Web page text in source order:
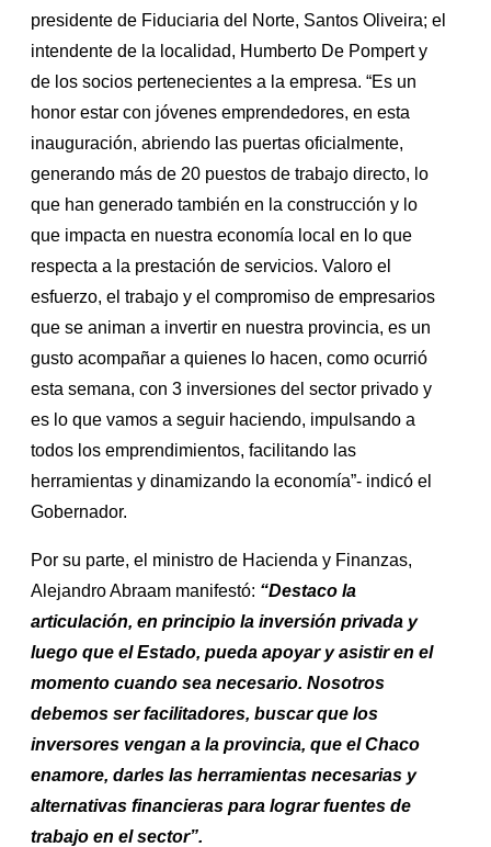
presidente de Fiduciaria del Norte, Santos Oliveira; el
intendente de la localidad, Humberto De Pompert y
de los socios pertenecientes a la empresa. “Es un
honor estar con jóvenes emprendedores, en esta
inauguración, abriendo las puertas oficialmente,
generando más de 20 puestos de trabajo directo, lo
que han generado también en la construcción y lo
que impacta en nuestra economía local en lo que
respecta a la prestación de servicios. Valoro el
esfuerzo, el trabajo y el compromiso de empresarios
que se animan a invertir en nuestra provincia, es un
gusto acompañar a quienes lo hacen, como ocurrió
esta semana, con 3 inversiones del sector privado y
es lo que vamos a seguir haciendo, impulsando a
todos los emprendimientos, facilitando las
herramientas y dinamizando la economía”- indicó el
Gobernador.
Por su parte, el ministro de Hacienda y Finanzas,
Alejandro Abraam manifestó: “Destaco la
articulación, en principio la inversión privada y
luego que el Estado, pueda apoyar y asistir en el
momento cuando sea necesario. Nosotros
debemos ser facilitadores, buscar que los
inversores vengan a la provincia, que el Chaco
enamore, darles las herramientas necesarias y
alternativas financieras para lograr fuentes de
trabajo en el sector”.